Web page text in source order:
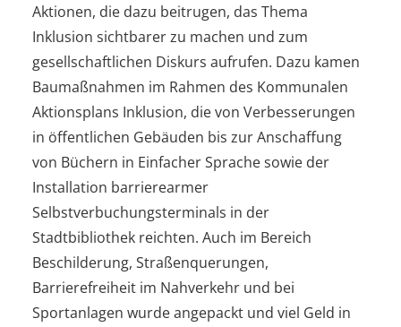
Aktionen, die dazu beitrugen, das Thema
Inklusion sichtbarer zu machen und zum
gesellschaftlichen Diskurs aufrufen. Dazu kamen
Baumaßnahmen im Rahmen des Kommunalen
Aktionsplans Inklusion, die von Verbesserungen
in öffentlichen Gebäuden bis zur Anschaffung
von Büchern in Einfacher Sprache sowie der
Installation barrierearmer
Selbstverbuchungsterminals in der
Stadtbibliothek reichten. Auch im Bereich
Beschilderung, Straßenquerungen,
Barrierefreiheit im Nahverkehr und bei
Sportanlagen wurde angepackt und viel Geld in